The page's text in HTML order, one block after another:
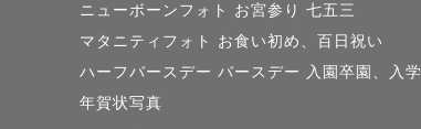
❁ 撮影実績
PCでの現像
ニューボーンフォト お宮参り 七五三
マタニティフォト
お食い初め、百日祝い
ハーフバースデー バースデー
入園卒園、入
年賀状写真